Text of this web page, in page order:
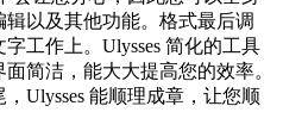
以及其他功能。格式最后调
工作上。Ulysses 简化的工具
简洁，能大大提高您的效率。
Ulysses 能顺理成章，让您顺